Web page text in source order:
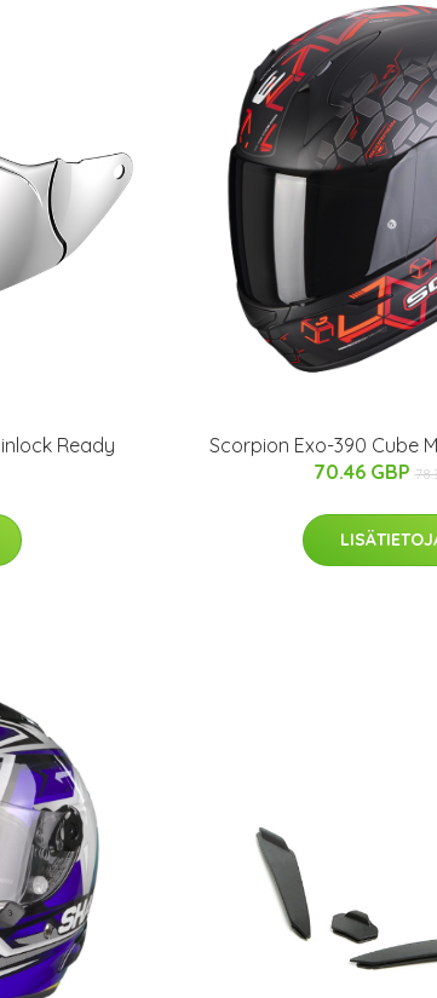
Ready
Scorpion Exo-390 Cube
70.46 GBP